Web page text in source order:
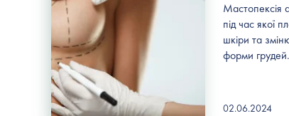
Мастопексія
під час якої
шкіри та
форми грудей.
02.06.2024